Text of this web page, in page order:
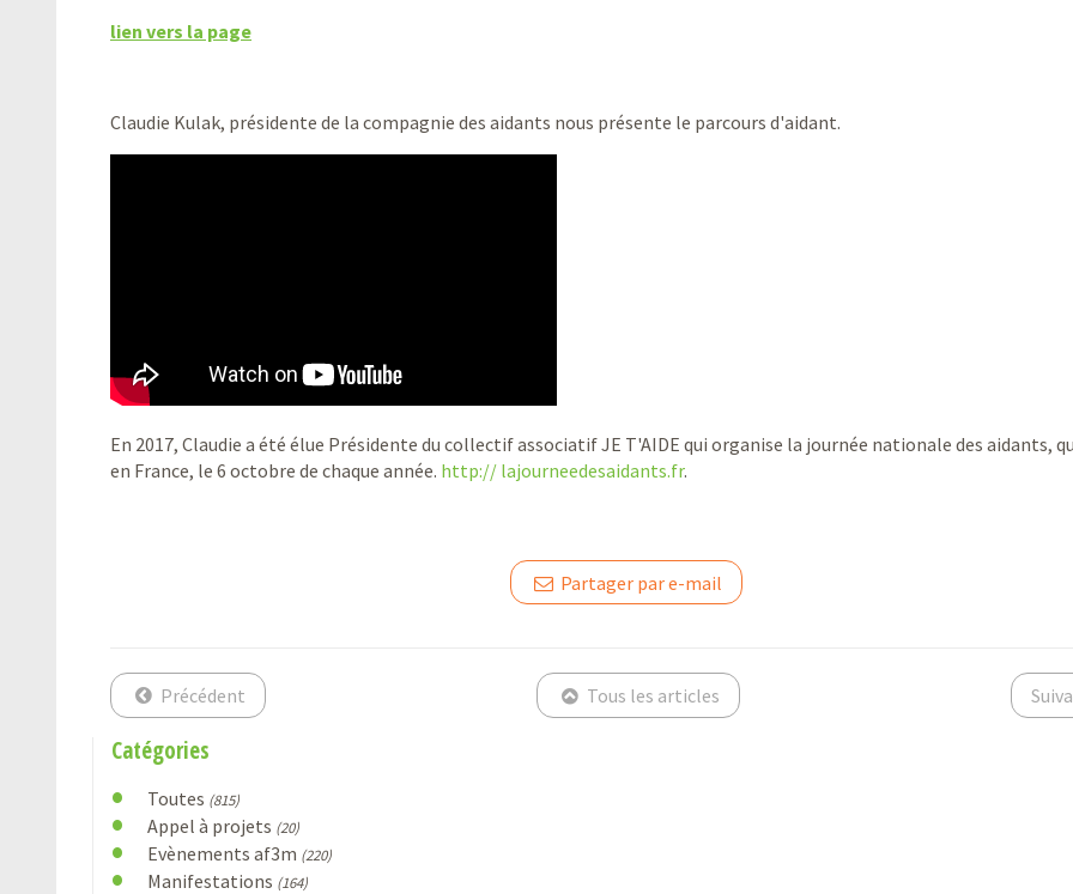
lien vers la page
Claudie Kulak, présidente de la compagnie des aidants nous présente le parcours d'aidant.
En 2017, Claudie a été élue Présidente du collectif associatif JE T'AIDE qui organise la journée nationale des aidants,
en France, le 6 octobre de chaque année. http:// lajourneedesaidants.fr.
Partager par e-mail
Précédent Tous les articles
Catégories
Toutes (815)
Appel à projets (20)
Evènements af3m (220)
Manifestations (164)